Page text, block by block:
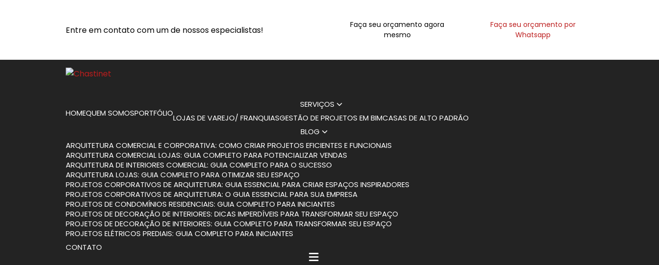
Entre em contato com um de nossos especialistas!
Faça seu orçamento agora
mesmo
Faça seu orçamento por
Whatsapp
HOME QUEM SOMOS PORTFÓLIO
SERVIÇOS
LOJAS DE VAREJO/ FRANQUIAS GESTÃO DE PROJETOS EM BIM CASAS DE ALTO PADRÃO
BLOG
ARQUITETURA COMERCIAL E CORPORATIVA: COMO CRIAR PROJETOS EFICIENTES E FUNCIONAIS
ARQUITETURA COMERCIAL LOJAS: GUIA COMPLETO PARA POTENCIALIZAR VENDAS
ARQUITETURA DE INTERIORES COMERCIAL: GUIA COMPLETO PARA O SUCESSO
ARQUITETURA LOJAS: GUIA COMPLETO PARA OTIMIZAR SEU ESPAÇO
PROJETOS CORPORATIVOS DE ARQUITETURA: GUIA ESSENCIAL PARA CRIAR ESPAÇOS INSPIRADORES
PROJETOS CORPORATIVOS DE ARQUITETURA: O GUIA ESSENCIAL PARA SUA EMPRESA
PROJETOS DE CONDOMÍNIOS RESIDENCIAIS: GUIA COMPLETO PARA INICIANTES
PROJETOS DE DECORAÇÃO DE INTERIORES: DICAS IMPERDÍVEIS PARA TRANSFORMAR SEU ESPAÇO
PROJETOS DE DECORAÇÃO DE INTERIORES: GUIA COMPLETO PARA TRANSFORMAR SEU ESPAÇO
PROJETOS ELÉTRICOS PREDIAIS: GUIA COMPLETO PARA INICIANTES
CONTATO